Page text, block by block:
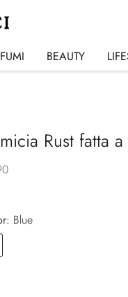
BEAUTY
Rust fatta
blue